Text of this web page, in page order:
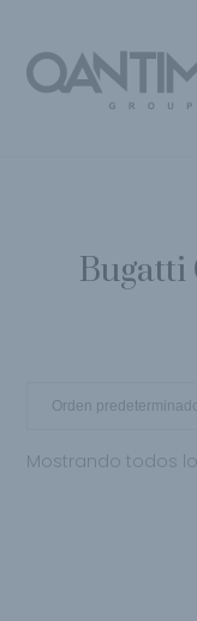
Bugatti
Mostrando todos